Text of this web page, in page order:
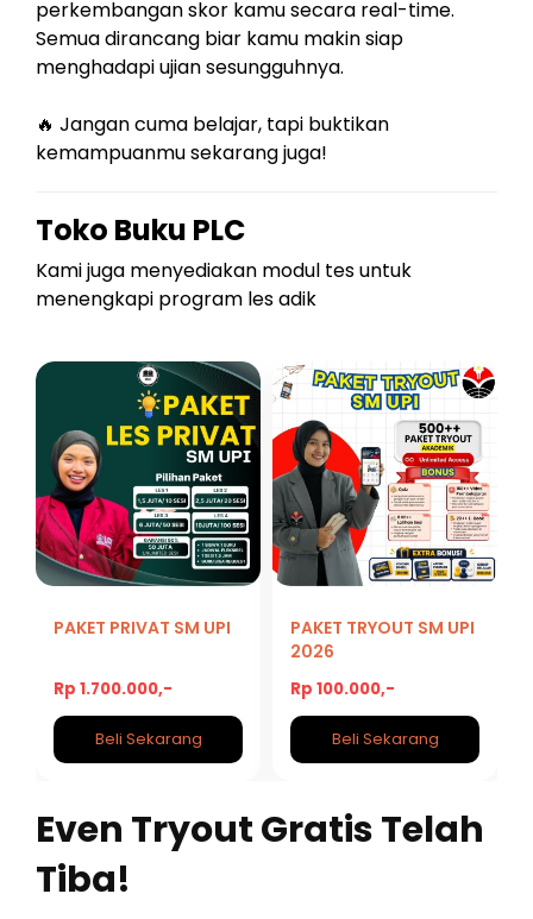
perkembangan skor kamu secara real-time.
Semua dirancang biar kamu makin siap
menghadapi ujian sesungguhnya.
🔥 Jangan cuma belajar, tapi buktikan
kemampuanmu sekarang juga!
Toko Buku PLC
Kami juga menyediakan modul tes untuk
menengkapi program les adik
PAKET PRIVAT SM UPI
Rp 1.700.000,-
Beli Sekarang
PAKET TRYOUT SM UPI
2026
Rp 100.000,-
Beli Sekarang
Even Tryout Gratis Telah
Tiba!